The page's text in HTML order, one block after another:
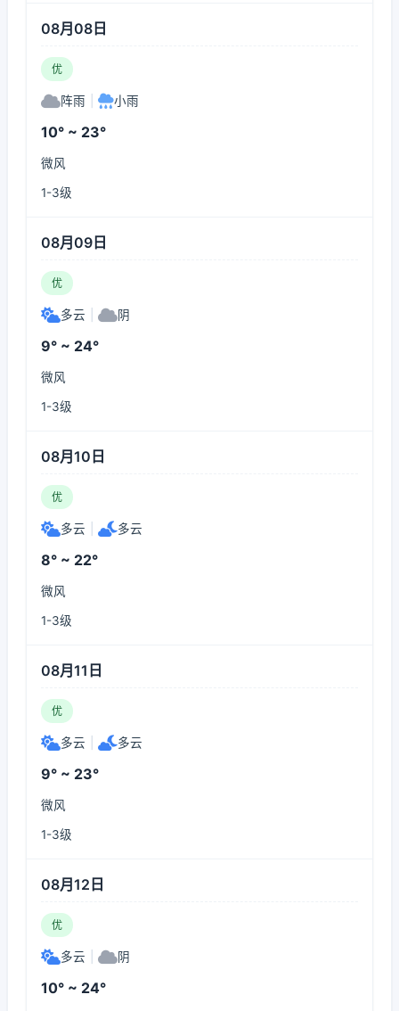
08月08日
优
阵雨 小雨
10° ~ 23°
微风
1-3级
08月09日
优
多云 阴
9° ~ 24°
微风
1-3级
08月10日
优
多云 多云
8° ~ 22°
微风
1-3级
08月11日
优
多云 多云
9° ~ 23°
微风
1-3级
08月12日
优
多云 阴
10° ~ 24°